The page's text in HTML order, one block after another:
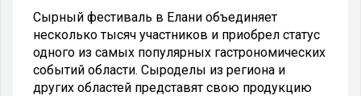
Сырный фестиваль в Елани объединяет
несколько тысяч участников и приобрел статус
одного из самых популярных гастрономических
событий области. Сыроделы из региона и
других областей представят свою продукцию